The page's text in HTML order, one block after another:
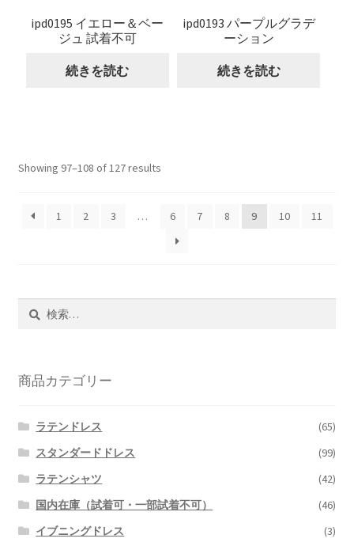
ipd0195 イエロー＆ベー
ジュ 試着不可
続きを読む
ipd0193 パープルグラデ
ーション
続きを読む
Showing 97–108 of 127 results
1 2 3 … 6 7 8 9 10 11
商品カテゴリー
ラテンドレス
(65)
スタンダードドレス
(99)
ラテンシャツ
(42)
国内在庫（試着可・一部試着不可）
(46)
イブニングドレス
(3)